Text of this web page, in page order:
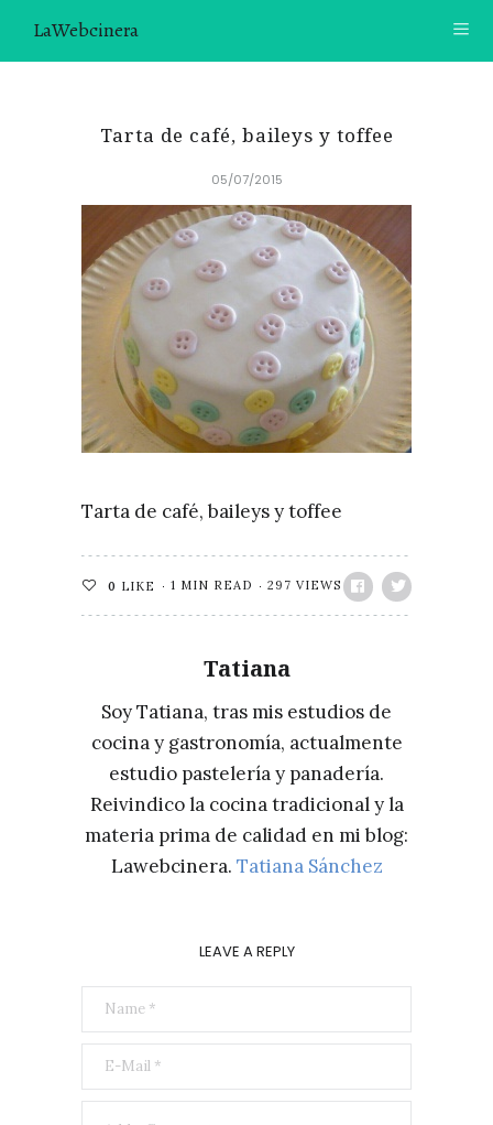
LaWebcinera
CONTACTO
SOBRE MÍ
¿TE GUSTARÍA UNIRTE A NUESTRA AVENTURA GASTRON
ÓMICA?
ÚNETE A LA NEWSLETTER
RECOMENDACIONES
Tarta de café, baileys y toffee
05/07/2015
Tarta de café, baileys y toffee
0 LIKE 1 MIN READ 297 VIEWS
Tatiana
Soy Tatiana, tras mis estudios de
cocina y gastronomía, actualmente
estudio pastelería y panadería.
Reivindico la cocina tradicional y la
materia prima de calidad en mi blog:
Lawebcinera. Tatiana Sánchez
LEAVE A REPLY